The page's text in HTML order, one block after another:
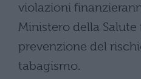
violazioni
Ministero della
prevenzione del
tabagismo.